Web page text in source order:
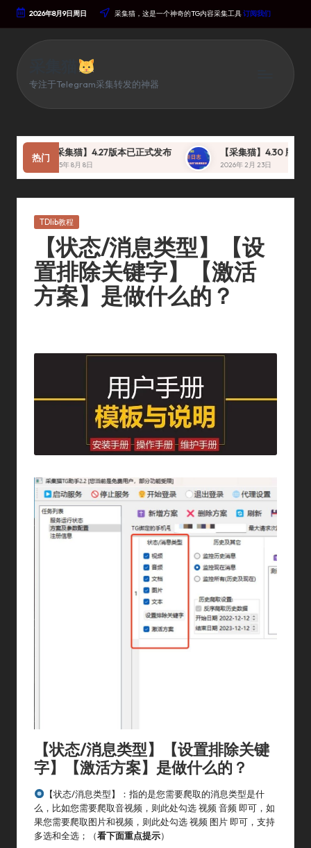
Skip
Content
2026年8月9日周日 采集猫，这是一个神奇的TG内容采集工具订阅我们
专注于Telegram采集转发的神器
热门
【采集猫】4.27版本已正式发布
2025年 8月 8日
【采集猫】4.30 版本 即将
2026年 2月 23日
Posted
In
TDlib教程
【状态/消息类型】【设
置排除关键字】【激活
方案】是做什么的？
【状态/消息类型】【设置排除关键
字】【激活方案】是做什么的？
【状态/消息类型】：指的是您需要爬取的消息类型是什
么，比如您需要爬取音视频，则此处勾选 视频 音频 即可，如
果您需要爬取图片和视频，则此处勾选 视频 图片 即可，支持
多选和全选；（看下面重点提示）